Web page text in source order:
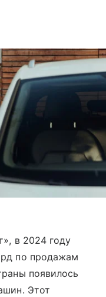
в 2024 году
по продажам
появилось
Этот